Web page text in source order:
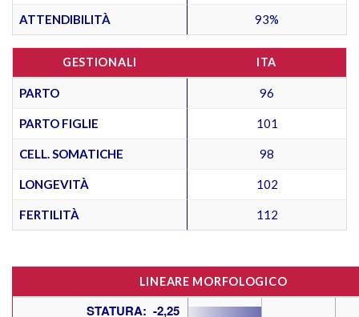
ATTENDIBILITÀ 93%
GESTIONALI ITA
PARTO 96
PARTO FIGLIE 101
CELL. SOMATICHE 98
LONGEVITÀ 102
FERTILITÀ 112
LINEARE MORFOLOGICO